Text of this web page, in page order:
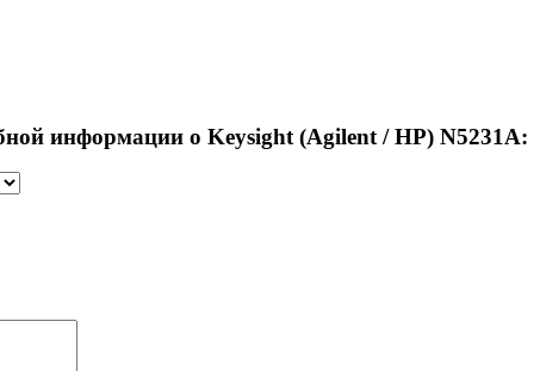
информации о Keysight (Agilent / HP) N5231A: